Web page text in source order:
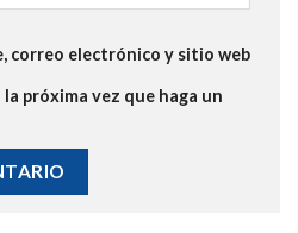
correo electrónico y sitio web
próxima vez que haga un